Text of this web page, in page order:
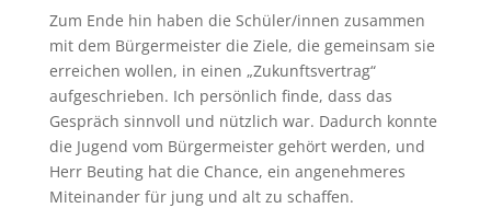
Zum Ende hin haben die Schüler/innen zusammen
mit dem Bürgermeister die Ziele, die gemeinsam sie
erreichen wollen, in einen „Zukunftsvertrag“
aufgeschrieben. Ich persönlich finde, dass das
Gespräch sinnvoll und nützlich war. Dadurch konnte
die Jugend vom Bürgermeister gehört werden, und
Herr Beuting hat die Chance, ein angenehmeres
Miteinander für jung und alt zu schaffen.